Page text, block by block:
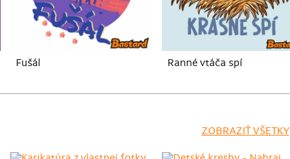
Fušál Ranné vtáča spí
ZOBRAZIŤ VŠETKY